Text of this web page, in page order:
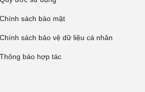
Chính sách bảo mật
Chính sách bảo vệ dữ liệu cá nhân
Thông báo hợp tác